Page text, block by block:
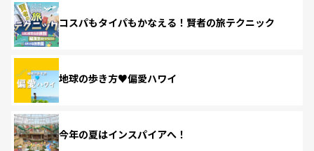
コスパもタイパもかなえる！賢者の旅テクニック
地球の歩き方♥偏愛ハワイ
今年の夏はインスパイアへ！